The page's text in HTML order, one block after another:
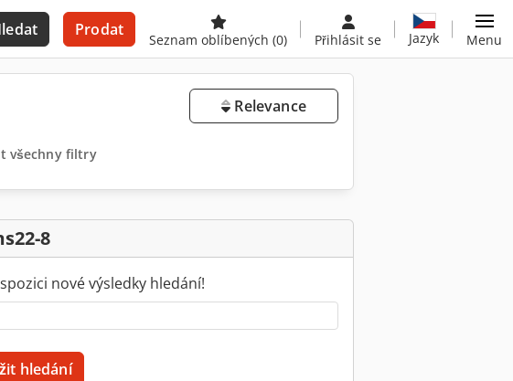
Prodat
Seznam oblíbených (0) Přihlásit se Jazyk Menu
Relevance
všechny filtry
8
nové výsledky hledání!
hledání